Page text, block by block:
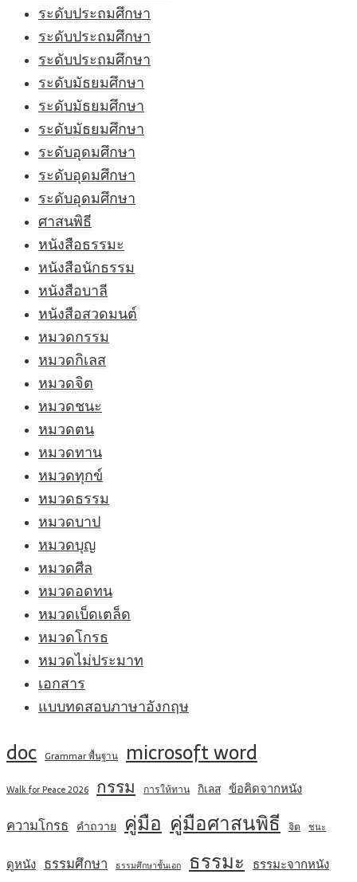
ระดับประถมศึกษา
ระดับประถมศึกษา
ระดับประถมศึกษา
ระดับมัธยมศึกษา
ระดับมัธยมศึกษา
ระดับมัธยมศึกษา
ระดับอุดมศึกษา
ระดับอุดมศึกษา
ระดับอุดมศึกษา
ศาสนพิธี
หนังสือธรรมะ
หนังสือนักธรรม
หนังสือบาลี
หนังสือสวดมนต์
หมวดกรรม
หมวดกิเลส
หมวดจิต
หมวดชนะ
หมวดตน
หมวดทาน
หมวดทุกข์
หมวดธรรม
หมวดบาป
หมวดบุญ
หมวดศีล
หมวดอดทน
หมวดเบ็ดเตล็ด
หมวดโกรธ
หมวดไม่ประมาท
เอกสาร
แบบทดสอบภาษาอังกฤษ
doc Grammar พื้นฐาน microsoft word
Walk for Peace 2026 กรรม การให้ทาน กิเลส ข้อคิดจากหนัง
ความโกรธ คำถวาย คู่มือ คู่มือศาสนพิธี จิต ชนะ
ดูหนัง ธรรมศึกษา ธรรมศึกษาชั้นเอก ธรรมะ ธรรมะจากหนัง